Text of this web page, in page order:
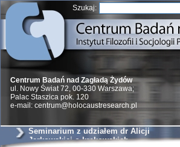
Szukaj:
Centrum Badań nad Zagładą Żydów
ul. Nowy Świat 72, 00-330 Warszawa;
Palac Staszica pok. 120
e-mail: centrum@holocaustresearch.pl
Seminarium z udziałem dr Alicji
Jarkowskiej o krakowskich